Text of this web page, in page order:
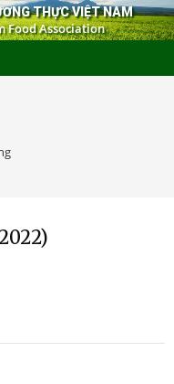
THỰC VIỆT NAM
Food Association